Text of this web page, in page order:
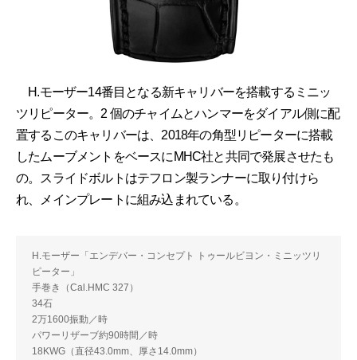
H.モーザー14番目となる新キャリバーを搭載するミニッ
ツリピーター。2 個のチャイムとハンマーをダイアル側に配
置するこのキャリバーは、2018年の角型リピーターに搭載
したムーブメントをベースにMHC社と共同で発展させたも
の。スライドボルトはテフロン製ランナーに取り付けら
れ、メインプレートに組み込まれている。
H.モーザー「エンデバー・コンセプト トゥールビヨン・ミニッツリ
ピーター」
手巻き（Cal.HMC 327）
34石
2万1600振動／時
パワーリザーブ約90時間／時
18KWG（直径43.0mm、厚さ14.0mm）